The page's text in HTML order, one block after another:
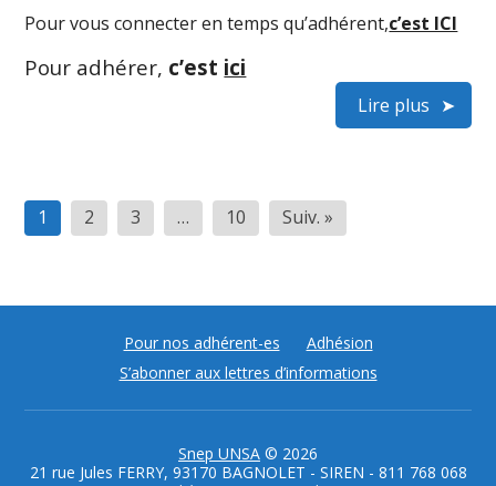
Pour vous connecter en temps qu’adhérent,c’est ICI
Pour adhérer, c’est ici
Lire plus
Pagination
des
1 2 3 … 10 Suiv. »
Pour nos adhérent-es
Adhésion
S’abonner aux lettres d’informations
Snep UNSA © 2026
21 rue Jules FERRY, 93170 BAGNOLET - SIREN - 811 768 068